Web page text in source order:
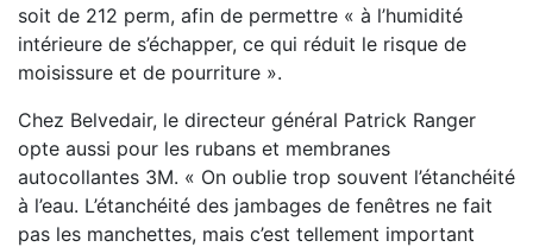
soit de 212 perm, afin de permettre « à l’humidité
intérieure de s’échapper, ce qui réduit le risque de
moisissure et de pourriture ».
Chez Belvedair, le directeur général Patrick Ranger
opte aussi pour les rubans et membranes
autocollantes 3M. « On oublie trop souvent l’étanchéité
à l’eau. L’étanchéité des jambages de fenêtres ne fait
pas les manchettes, mais c’est tellement important